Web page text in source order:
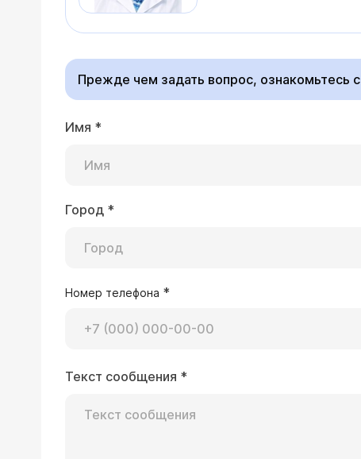
Прежде чем задать вопрос, ознакомьтесь с
Имя *
Город *
Номер телефона *
Текст сообщения *